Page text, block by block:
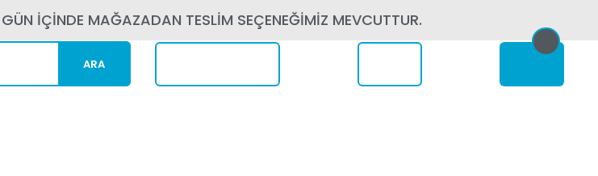
İÇİNDE MAĞAZADAN TESLİM SEÇENEĞİMİZ MEVCUTTUR.
ARA